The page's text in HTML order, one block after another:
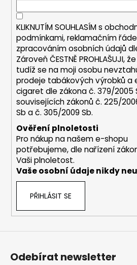
e
b
u
e
e
n
a
?
KLIKNUTÍM SOUHLASÍM s
podmínkami,reklamačním
zpracováním osobních údajů
Zároveň ČESTNĚ PROHLAŠUJI,
tudíž se na moji osobu
prodeje tabákových výrobků a
cigaret dle zákona č. 379/2005
souvisejících zákonů č. 225/
Sb a č. 305/2009 Sb.
Ověření plnoletosti
Pro nákup na našem e-shopu
potřebujeme, dle nařízení
Vaši plnoletost.
Vaše osobní údaje nikdy
PŘIHLÁSIT SE
Odebírat newsletter